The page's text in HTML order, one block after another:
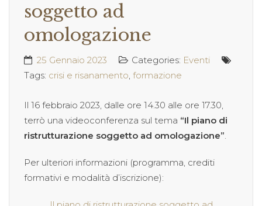
soggetto ad
omologazione
25 Gennaio 2023 Categories: Eventi
Tags: crisi e risanamento, formazione
Il 16 febbraio 2023, dalle ore 14.30 alle ore 17.30,
terrò una videoconferenza sul tema “Il piano di
ristrutturazione soggetto ad omologazione”.
Per ulteriori informazioni (programma, crediti
formativi e modalità d’iscrizione):